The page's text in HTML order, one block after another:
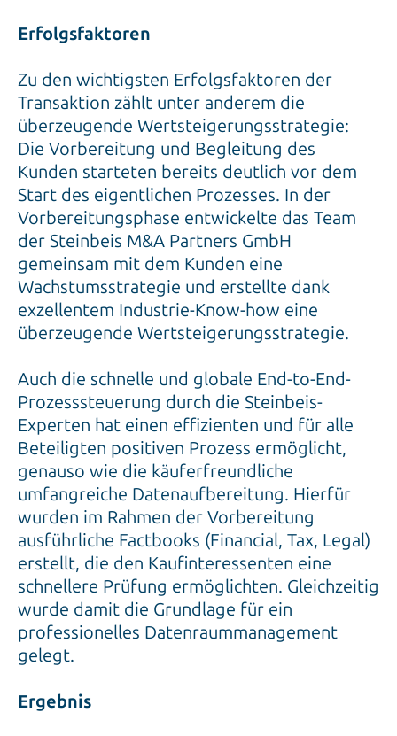
Erfolgsfaktoren
Zu den wichtigsten Erfolgsfaktoren der
Transaktion zählt unter anderem die
überzeugende Wertsteigerungsstrategie:
Die Vorbereitung und Begleitung des
Kunden starteten bereits deutlich vor dem
Start des eigentlichen Prozesses. In der
Vorbereitungsphase entwickelte das Team
der Steinbeis M&A Partners GmbH
gemeinsam mit dem Kunden eine
Wachstumsstrategie und erstellte dank
exzellentem Industrie-Know-how eine
überzeugende Wertsteigerungsstrategie.
Auch die schnelle und globale End-to-End-
Prozesssteuerung durch die Steinbeis-
Experten hat einen effizienten und für alle
Beteiligten positiven Prozess ermöglicht,
genauso wie die käuferfreundliche
umfangreiche Datenaufbereitung. Hierfür
wurden im Rahmen der Vorbereitung
ausführliche Factbooks (Financial, Tax, Legal)
erstellt, die den Kaufinteressenten eine
schnellere Prüfung ermöglichten. Gleichzeitig
wurde damit die Grundlage für ein
professionelles Datenraummanagement
gelegt.
Ergebnis